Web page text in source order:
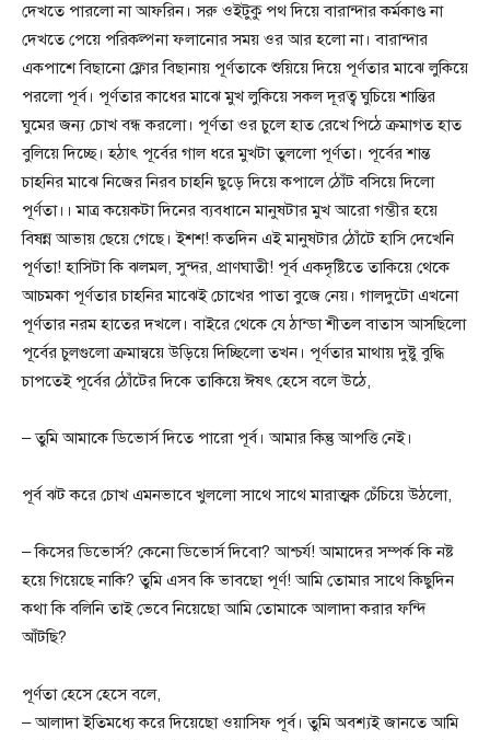
দেখতে পারলো না আফরিন। সরু ওইটুকু পথ দিয়ে বারান্দার কর্মকাণ্ড না
দেখতে পেয়ে পরিকল্পনা ফলানোর সময় ওর আর হলো না। বারান্দার
একপাশে বিছানো ফ্লোর বিছানায় পূর্ণতাকে শুয়িয়ে দিয়ে পূর্ণতার মাঝে লুকিয়ে
পরলো পূর্ব। পূর্ণতার কাধের মাঝে মুখ লুকিয়ে সকল দূরত্ব ঘুচিয়ে শান্তির
ঘুমের জন্য চোখ বন্ধ করলো। পূর্ণতা ওর চুলে হাত রেখে পিঠে ক্রমাগত হাত
বুলিয়ে দিচ্ছে। হঠাৎ পূর্বের গাল ধরে মুখটা তুললো পূর্ণতা। পূর্বের শান্ত
চাহনির মাঝে নিজের নিরব চাহনি ছুড়ে দিয়ে কপালে ঠোঁট বসিয়ে দিলো
পূর্ণতা।। মাত্র কয়েকটা দিনের ব্যবধানে মানুষটার মুখ আরো গম্ভীর হয়ে
বিষন্ন আভায় ছেয়ে গেছে। ইশশ! কতদিন এই মানুষটার ঠোঁটে হাসি দেখেনি
পূর্ণতা! হাসিটা কি ঝলমল, সুন্দর, প্রাণঘাতী! পূর্ব একদৃষ্টিতে তাকিয়ে থেকে
আচমকা পূর্ণতার চাহনির মাঝেই চোখের পাতা বুজে নেয়। গালদুটো এখনো
পূর্ণতার নরম হাতের দখলে। বাইরে থেকে যে ঠান্ডা শীতল বাতাস আসছিলো
পূর্বের চুলগুলো ক্রমান্বয়ে উড়িয়ে দিচ্ছিলো তখন। পূর্ণতার মাথায় দুষ্টু বুদ্ধি
চাপতেই পূর্বের ঠোঁটের দিকে তাকিয়ে ঈষৎ হেসে বলে উঠে,
– তুমি আমাকে ডিভোর্স দিতে পারো পূর্ব। আমার কিন্তু আপত্তি নেই।
পূর্ব ঝট করে চোখ এমনভাবে খুললো সাথে সাথে মারাত্মক চেঁচিয়ে উঠলো,
– কিসের ডিভোর্স? কেনো ডিভোর্স দিবো? আশ্চর্য! আমাদের সম্পর্ক কি নষ্ট
হয়ে গিয়েছে নাকি? তুমি এসব কি ভাবছো পূর্ণ! আমি তোমার সাথে কিছুদিন
কথা কি বলিনি তাই ভেবে নিয়েছো আমি তোমাকে আলাদা করার ফন্দি
আঁটছি?
পূর্ণতা হেসে হেসে বলে,
– আলাদা ইতিমধ্যে করে দিয়েছো ওয়াসিফ পূর্ব। তুমি অবশ্যই জানতে আমি